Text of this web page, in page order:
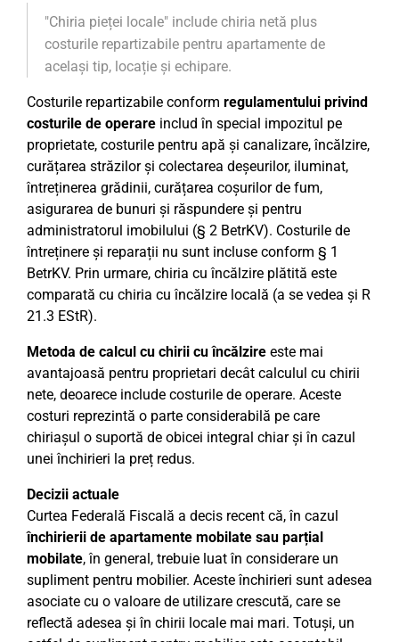
"Chiria pieței locale" include chiria netă plus
costurile repartizabile pentru apartamente de
același tip, locație și echipare.
Costurile repartizabile conform regulamentului privind
costurile de operare includ în special impozitul pe
proprietate, costurile pentru apă și canalizare, încălzire,
curățarea străzilor și colectarea deșeurilor, iluminat,
întreținerea grădinii, curățarea coșurilor de fum,
asigurarea de bunuri și răspundere și pentru
administratorul imobilului (§ 2 BetrKV). Costurile de
întreținere și reparații nu sunt incluse conform § 1
BetrKV. Prin urmare, chiria cu încălzire plătită este
comparată cu chiria cu încălzire locală (a se vedea și R
21.3 EStR).
Metoda de calcul cu chirii cu încălzire este mai
avantajoasă pentru proprietari decât calculul cu chirii
nete, deoarece include costurile de operare. Aceste
costuri reprezintă o parte considerabilă pe care
chiriașul o suportă de obicei integral chiar și în cazul
unei închirieri la preț redus.
Decizii actuale
Curtea Federală Fiscală a decis recent că, în cazul
închirierii de apartamente mobilate sau parțial
mobilate, în general, trebuie luat în considerare un
supliment pentru mobilier. Aceste închirieri sunt adesea
asociate cu o valoare de utilizare crescută, care se
reflectă adesea și în chirii locale mai mari. Totuși, un